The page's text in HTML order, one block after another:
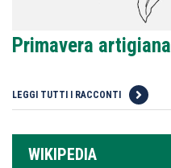
Primavera artigiana
LEGGI TUTTI I RACCONTI
WIKIPEDIA